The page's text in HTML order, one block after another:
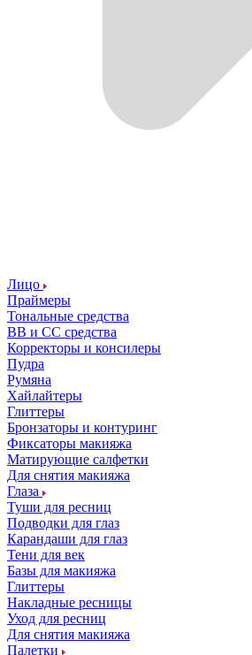
Лицо
Праймеры
Тональные средства
ВВ и СС средства
Корректоры и консилеры
Пудра
Румяна
Хайлайтеры
Глиттеры
Бронзаторы и контуринг
Фиксаторы макияжа
Матирующие салфетки
Для снятия макияжа
Глаза
Туши для ресниц
Подводки для глаз
Карандаши для глаз
Тени для век
Базы для макияжа
Глиттеры
Накладные ресницы
Уход для ресниц
Для снятия макияжа
Палетки